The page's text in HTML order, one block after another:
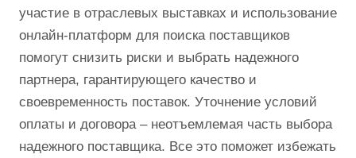
участие в отраслевых выставках и использование
онлайн-платформ для поиска поставщиков
помогут снизить риски и выбрать надежного
партнера, гарантирующего качество и
своевременность поставок. Уточнение условий
оплаты и договора – неотъемлемая часть выбора
надежного поставщика. Все это поможет избежать